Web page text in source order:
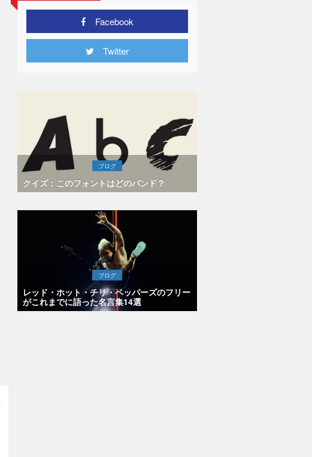
Facebook
Twitter
ブログ
クイズ：このフォントはどのバンド？
ブログ
レッド・ホット・チリ・ペッパーズのフリー
がこれまでに語った名言集14選